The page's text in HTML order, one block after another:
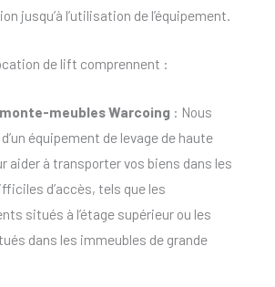
jusqu’à l’utilisation de l’équipement.
de lift comprennent :
meubles Warcoing: Nous
équipement de levage de haute
aider à transporter vos biens dans les
d’accès, tels que les
situés à l’étage supérieur ou les
dans les immeubles de grande